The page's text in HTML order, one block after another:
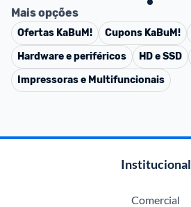
Mais opções
Ofertas KaBuM! Cupons KaBuM!
Hardware e periféricos
HD e SSD
Impressoras e Multifuncionais
Institucional
Comercial